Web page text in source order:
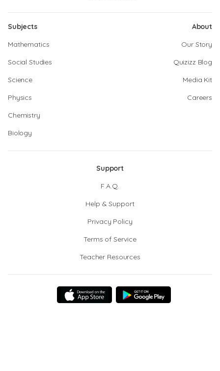
Subjects
Mathematics
Social Studies
Science
Physics
Chemistry
Biology
About
Our Story
Quizizz Blog
Media Kit
Careers
Support
F.A.Q.
Help & Support
Privacy Policy
Terms of Service
Teacher Resources